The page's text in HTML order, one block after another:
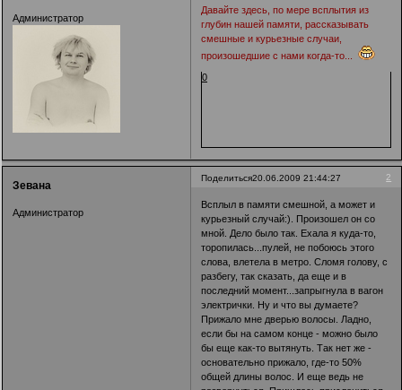
Администратор
Давайте здесь, по мере всплытия из
глубин нашей памяти, рассказывать
смешные и курьезные случаи,
произошедшие с нами когда-то...
0
Поделиться 2
20.06.2009 21:44:27
Зевана
Администратор
Всплыл в памяти смешной, а может и
курьезный случай:). Произошел он со
мной. Дело было так. Ехала я куда-то,
торопилась...пулей, не побоюсь этого
слова, влетела в метро. Сломя голову, с
разбегу, так сказать, да еще и в
последний момент...запрыгнула в вагон
электрички. Ну и что вы думаете?
Прижало мне дверью волосы. Ладно,
если бы на самом конце - можно было
бы еще как-то вытянуть. Так нет же -
основательно прижало, где-то 50%
общей длины волос. И еще ведь не